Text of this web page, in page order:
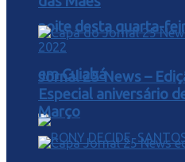
noite desta quarta-
em Cuiabá
Jornal 25 News –
Especial aniversário
Março